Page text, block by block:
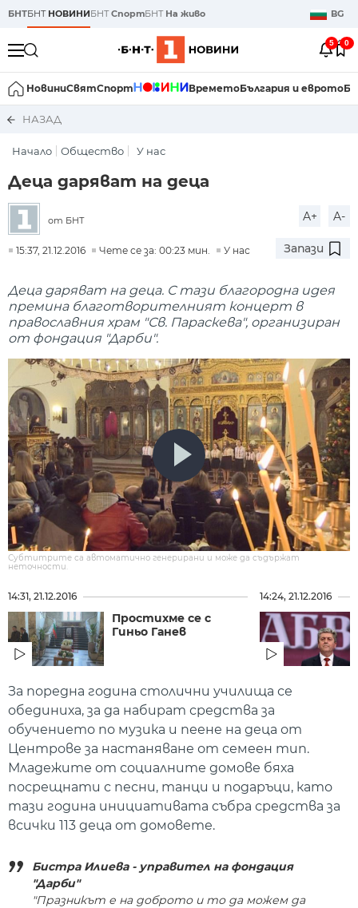
БНТБНТ НОВИНИБНТСпортБНТ На живо BG
5 0
НовиниСвятСпорт ВреметоБългария и еврото
НАЗАД
Начало Общество У нас
Деца даряват на деца
от БНТ A+ A-
15:37, 21.12.2016 Чете се за: 00:23 мин. У нас Запази
Деца даряват на деца. С тази благородна идея
премина благотворителният концерт в
православния храм "Св. Параскева", организиран
от фондация "Дарби".
Субтитрите са автоматично генерирани и може да съдържат
неточности.
14:31, 21.12.2016
Простихме се с
Гиньо Ганев
14:24, 21.12.2016
За поредна година столични училища се
обединиха, за да набират средства за
обучението по музика и пеене на деца от
Центрове за настаняване от семеен тип.
Младежите от социалните домове бяха
посрещнати с песни, танци и подаръци, като
тази година инициативата събра средства за
всички 113 деца от домовете.
Бистра Илиева - управител на фондация
"Дарби"
"Празникът е на доброто и то да можем да